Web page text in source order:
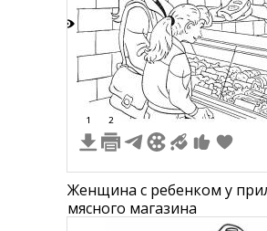
1 2
Женщина с ребенком у
мясного магазина